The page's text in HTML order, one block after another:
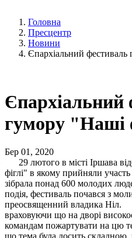
Головна
Пресцентр
Новини
Єпархіальний фестиваль
Єпархіальний
гумору "Наші
Бер 01, 2020
29 лютого в місті Іршава
фіглі" в якому прийняли
зібрала понад 600 молодих
подія, фестиваль почався з
преосвященний владика Ніл.
враховуючи що на дворі
командам пожартувати на цю